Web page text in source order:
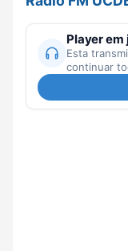
Player em
Esta
continuar